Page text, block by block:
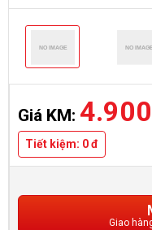
Giá KM:
Tiết kiệm: 0 đ
Giao